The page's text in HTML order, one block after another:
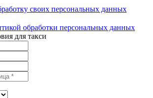
своих персональных данных
обработки персональных данных
для такси